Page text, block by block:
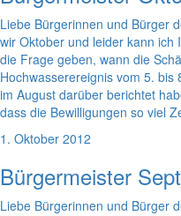
Liebe Bürgerinnen und Bürger
wir Oktober und leider kann
die Frage geben, wann die
Hochwasserereignis vom 5. bis
im August darüber berichtet
dass die Bewilligungen so viel
1. Oktober 2012
Bürgermeister
Liebe Bürgerinnen und Bürger